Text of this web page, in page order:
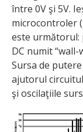
între 0V şi 5V.
microcontroler
este următorul:
DC numit “wall-
Sursa de
ajutorul
şi oscilaţiile